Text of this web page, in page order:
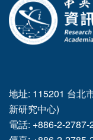
地址: 115201 台北
新研究中心)
電話: +886-2-2787-